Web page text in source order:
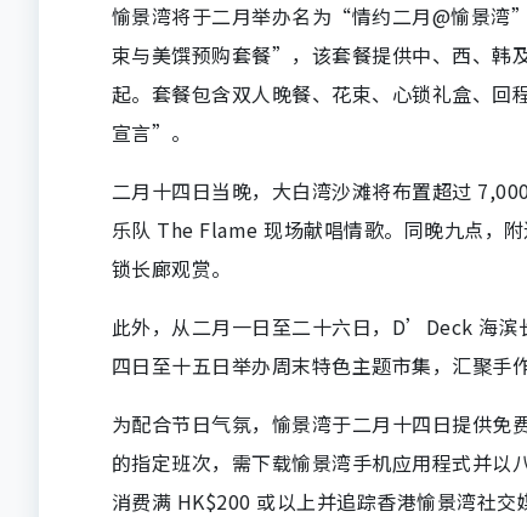
愉景湾将于二月举办名为“情约二月@愉景
束与美馔预购套餐”，该套餐提供中、西、韩
起。套餐包含双人晚餐、花束、心锁礼盒、
宣言”。
二月十四日当晚，大白湾沙滩将布置超过
乐队 The Flame 现场献唱情歌。同晚九点，
锁长廊观赏。
此外，从二月一日至二十六日，D’Deck 海
四日至十五日举办周末特色主题市集，汇聚手
为配合节日气氛，愉景湾于二月十四日提供
的指定班次，需下载愉景湾手机应用程式并
消费满 HK$200 或以上并追踪香港愉景湾社交